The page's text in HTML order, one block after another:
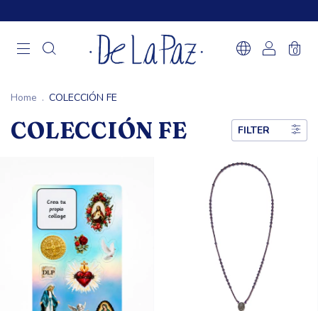
0
Home . COLECCIÓN FE
COLECCIÓN FE FILTER